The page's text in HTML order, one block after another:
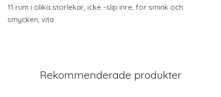
11 rum i olika storlekar, icke -slip inre, för smink och
smycken, vita
Rekommenderade produkter